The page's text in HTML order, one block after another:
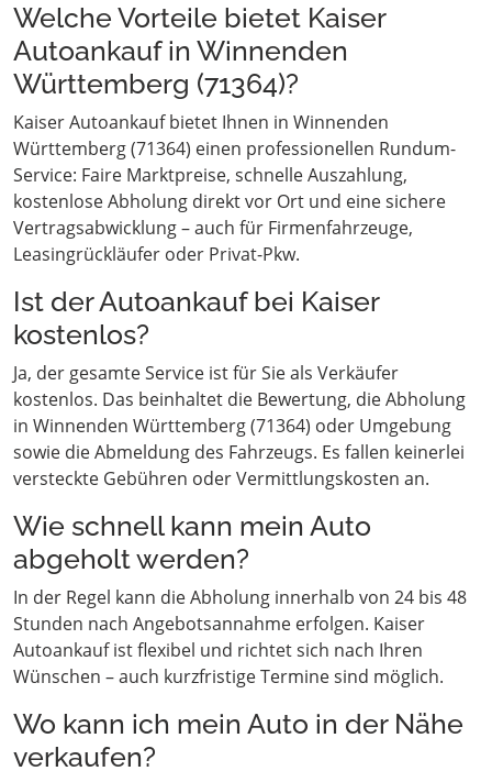
Welche Vorteile bietet Kaiser
Autoankauf in Winnenden
Württemberg (71364)?
Kaiser Autoankauf bietet Ihnen in Winnenden
Württemberg (71364) einen professionellen Rundum-
Service: Faire Marktpreise, schnelle Auszahlung,
kostenlose Abholung direkt vor Ort und eine sichere
Vertragsabwicklung – auch für Firmenfahrzeuge,
Leasingrückläufer oder Privat-Pkw.
Ist der Autoankauf bei Kaiser
kostenlos?
Ja, der gesamte Service ist für Sie als Verkäufer
kostenlos. Das beinhaltet die Bewertung, die Abholung
in Winnenden Württemberg (71364) oder Umgebung
sowie die Abmeldung des Fahrzeugs. Es fallen keinerlei
versteckte Gebühren oder Vermittlungskosten an.
Wie schnell kann mein Auto
abgeholt werden?
In der Regel kann die Abholung innerhalb von 24 bis 48
Stunden nach Angebotsannahme erfolgen. Kaiser
Autoankauf ist flexibel und richtet sich nach Ihren
Wünschen – auch kurzfristige Termine sind möglich.
Wo kann ich mein Auto in der Nähe
verkaufen?